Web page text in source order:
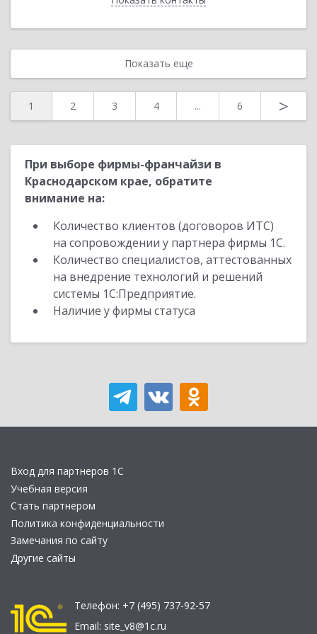
Показать еще
1 2 3 4 ... 6 >
При выборе фирмы-франчайзи в
Краснодарском крае, обратите
внимание на:
Количество клиентов (договоров ИТС)
на сопровождении у партнера фирмы 1С.
Количество специалистов, аттестованных
на внедрение технологий и решений
системы 1С:Предприятие.
Наличие у фирмы статуса
Вход для партнеров 1С
Учебная версия
Стать партнером
Политика конфиденциальности
Замечания по сайту
Другие сайты
Телефон: +7 (495) 737-92-57
Email: site_v8@1c.ru